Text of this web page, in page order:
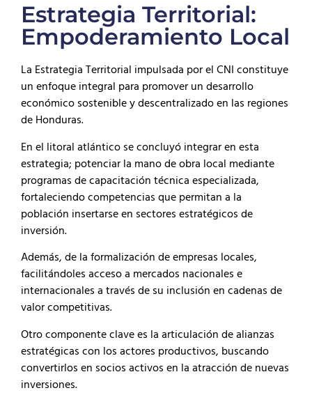
Estrategia Territorial:
Empoderamiento Local
La Estrategia Territorial impulsada por el CNI constituye
un enfoque integral para promover un desarrollo
económico sostenible y descentralizado en las regiones
de Honduras.
En el litoral atlántico se concluyó integrar en esta
estrategia; potenciar la mano de obra local mediante
programas de capacitación técnica especializada,
fortaleciendo competencias que permitan a la
población insertarse en sectores estratégicos de
inversión.
Además, de la formalización de empresas locales,
facilitándoles acceso a mercados nacionales e
internacionales a través de su inclusión en cadenas de
valor competitivas.
Otro componente clave es la articulación de alianzas
estratégicas con los actores productivos, buscando
convertirlos en socios activos en la atracción de nuevas
inversiones.